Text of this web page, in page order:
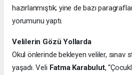
hazırlanmıştık; yine de bazı
yorumunu yaptı.
Velilerin Gözü Yollarda
Okul önlerinde bekleyen veliler, sınav
yaşadı. Veli Fatma Karabulut,